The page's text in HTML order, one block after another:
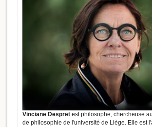
Vinciane Despret est philosophe, chercheuse
de philosophie de l'université de Liège. Elle est